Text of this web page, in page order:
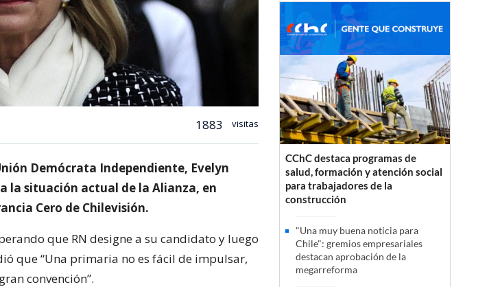
1883 visitas
Demócrata Independiente, Evelyn
la situación actual de la Alianza, en
Cero de Chilevisión.
que RN designe a su candidato y luego
que “Una primaria no es fácil de impulsar,
convención”.
CChC destaca programas de
salud, formación y atención social
para trabajadores de la
construcción
"Una muy buena noticia para
Chile": gremios empresariales
destacan aprobación de la
megarreforma